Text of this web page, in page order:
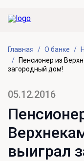
Главная О банке
Пенсионер из
загородный дом!
05.12.2016
выиграл